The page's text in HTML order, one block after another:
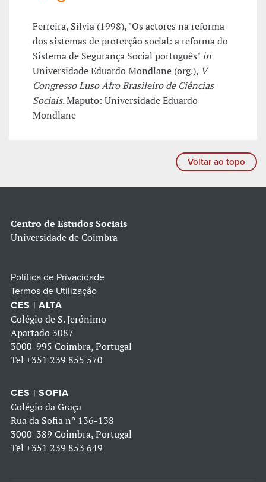
Ferreira, Sílvia (1998), "Os actores na reforma
dos sistemas de protecção social: a reforma do
Sistema de Segurança Social português"in
Universidade Eduardo Mondlane (org.), V
Congresso Luso Afro Brasileiro de Ciências
Sociais. Maputo: Universidade Eduardo
Mondlane
Voltar ao topo
Centro de Estudos Sociais
Universidade de Coimbra
Política de Privacidade
Termos de Utilização
CES | ALTA
Colégio de S. Jerónimo
Apartado 3087
3000-995 Coimbra, Portugal
Tel +351 239 855 570
CES | SOFIA
Colégio da Graça
Rua da Sofia nº 136-138
3000-389 Coimbra, Portugal
Tel +351 239 853 649